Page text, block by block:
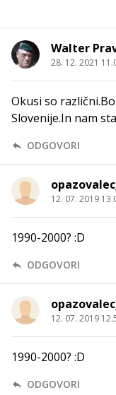
Walter
28. 12. 2021
Okusi so
Slovenije.In nam
ODGOVORI
opazovalec_
12. 07. 2019
1990-2000? :D
ODGOVORI
opazovalec_
12. 07. 2019
1990-2000? :D
ODGOVORI